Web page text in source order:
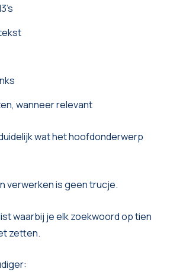
wanneer relevant
wat het hoofdonderwerp
verwerken is geen trucje.
waarbij je elk zoekwoord op tien
zetten.